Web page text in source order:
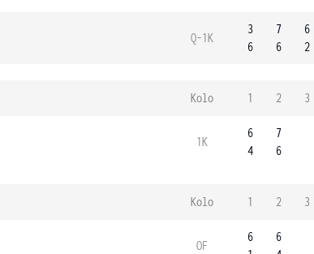
Q-1K
3
6
7
6
6
2
Kolo 1 2 3
1K
6
4
7
6
Kolo 1 2 3
OF
6
6